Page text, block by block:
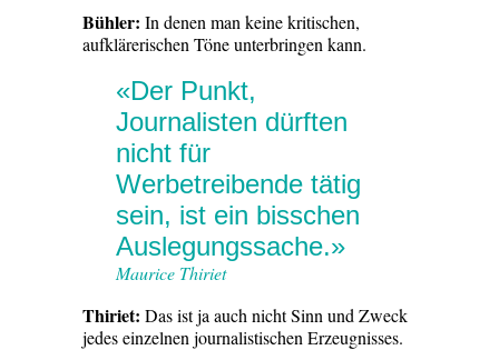
Bühler: In denen man keine kritischen,
aufklärerischen Töne unterbringen kann.
«Der Punkt,
Journalisten dürften
nicht für
Werbetreibende tätig
sein, ist ein bisschen
Auslegungssache.»
Maurice Thiriet
Thiriet: Das ist ja auch nicht Sinn und Zweck
jedes einzelnen journalistischen Erzeugnisses.